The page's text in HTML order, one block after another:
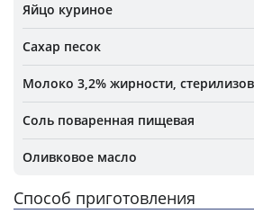
Яйцо куриное
Сахар песок
Молоко 3,2% жирности,
Соль поваренная пищевая
Оливковое масло
Способ приготовления